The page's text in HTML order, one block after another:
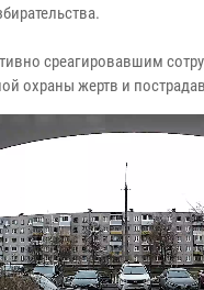
среагировавшим
охраны жертв и